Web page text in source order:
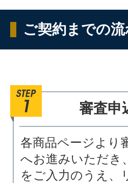
ご契約までの
審査申
各商品ページより
へお進みいただき
をご入力のうえ、